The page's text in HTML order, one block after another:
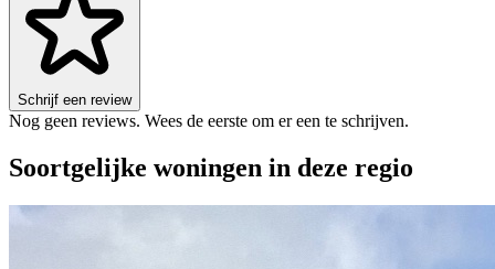
Schrijf een review
Nog geen reviews. Wees de eerste om er een te schrijven.
Soortgelijke woningen in deze regio